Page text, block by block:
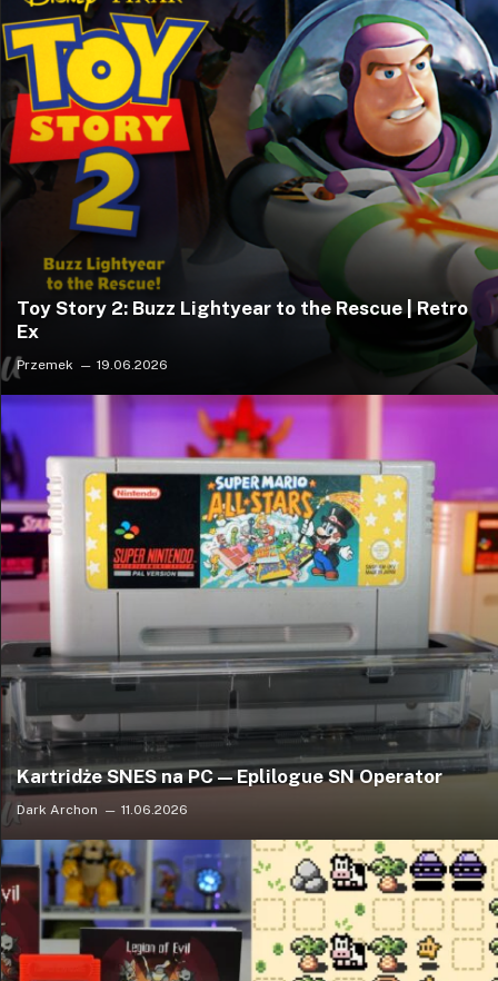
Toy Story 2: Buzz Lightyear to the Rescue | Retro
Ex
Przemek 19.06.2026
Kartridże SNES na PC — Eplilogue SN Operator
Dark Archon 11.06.2026